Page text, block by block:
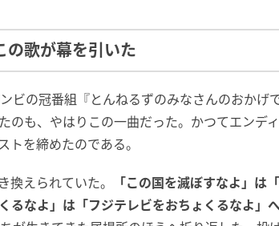
の歌が幕を引いた
ビの冠番組『とんねるずのみなさんのおかげ
のも、やはりこの一曲だった。かつてエンディ
トを締めたのである。
換えられていた。
「この国を滅ぼすなよ」は
るなよ」は「フジテレビをおちょくるなよ」へ